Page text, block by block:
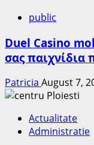
public
Duel Casino
σας παιχνίδια
Patricia August 7,
Actualitate
Administratie